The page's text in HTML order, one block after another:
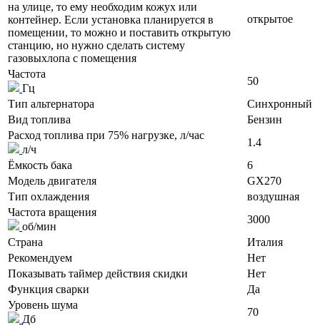
на улице, то ему необходим кожух или
контейнер. Если установка планируется в
помещении, то можно и поставить открытую
станцию, но нужно сделать систему
газовыхлопа с помещения
открытое
Частота
Гц
50
Тип альтернатора
Синхронный
Вид топлива
Бензин
Расход топлива при 75% нагрузке, л/час
л/ч
1.4
Ёмкость бака
6
Модель двигателя
GX270
Тип охлаждения
воздушная
Частота вращения
об/мин
3000
Страна
Италия
Рекомендуем
Нет
Показывать таймер действия скидки
Нет
Функция сварки
Да
Уровень шума
Дб
70